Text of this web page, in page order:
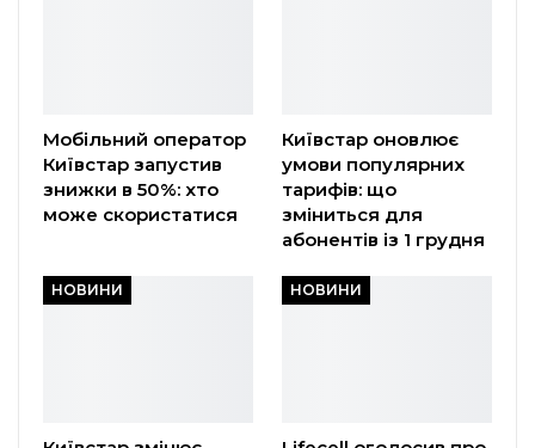
Мобільний оператор
Київстар запустив
знижки в 50%: хто
може скористатися
Київстар оновлює
умови популярних
тарифів: що
зміниться для
абонентів із 1 грудня
НОВИНИ НОВИНИ